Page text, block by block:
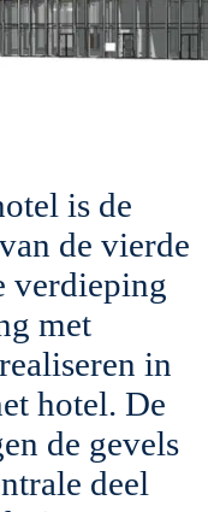
is de
de vierde
verdieping
met
in
hotel. De
de gevels
deel